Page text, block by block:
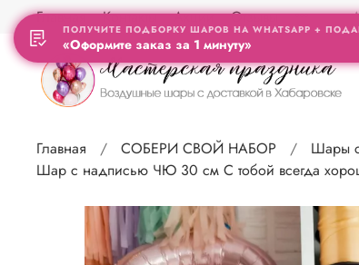
Главная Контакты Акции Отзывы
Главная СОБЕРИ СВОЙ НАБОР Шары
Шар с надписью ЧЮ 30 см С тобой всегда
ПОЛУЧИТЕ ПОДБОРКУ ШАРОВ НА WHATSAPP +
«Оформите заказ за 1 минуту»